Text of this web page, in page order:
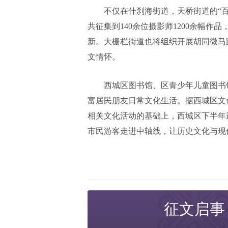
不仅在什刹海街道，天桥街道的“
共征集到140余位摄影师1200余幅作
新。大栅栏街道也将组织开展胡同微
文情怀。
西城区图书馆、区青少年儿童图
富居民朋友日常文化生活。据西城区
相关文化活动的基础上，西城区下半
市民游客走进中轴线，让历史文化与
征文启事